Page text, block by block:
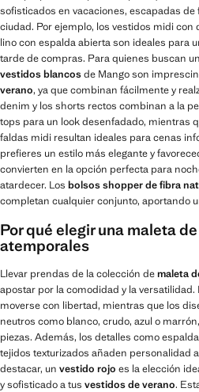
sofisticados en vacaciones, escapadas
ciudad. Por ejemplo, los vestidos midi con
lino con espalda abierta son ideales para
tarde de compras. Para quienes buscan
vestidos blancosde Mango son
verano, ya que combinan fácilmente y
denim y los shorts rectos combinan a la
tops para un look desenfadado, mientras
faldas midi resultan ideales para cenas
prefieres un estilo más elegante y
convierten en la opción perfecta para
atardecer. Los bolsos shopper de fibra
completan cualquier conjunto, aportando
Por qué elegir una maleta
atemporales
Llevar prendas de la colección demaleta
apostar por la comodidad y la
moverse con libertad, mientras que los
neutros como blanco, crudo, azul o
piezas. Además, los detalles como
tejidos texturizados añaden personalidad
destacar, un vestido rojo es la elección
y sofisticado a tus vestidos de verano.